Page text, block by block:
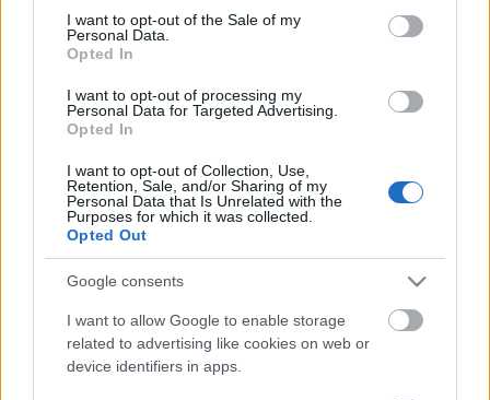
consent section.
I want to opt-out of the Sale of my
Personal Data.
Opted In
I want to opt-out of processing my
Personal Data for Targeted Advertising.
Opted In
I want to opt-out of Collection, Use,
Retention, Sale, and/or Sharing of my
Personal Data that Is Unrelated with the
Purposes for which it was collected.
Opted Out
Google consents
I want to allow Google to enable storage
related to advertising like cookies on web or
device identifiers in apps.
látogatóink száma erőteljesen emelkedni kezdett. Új
fenntartónkkal, az egri önkormányzattal is
zsúfolt házakkal játsszuk aHippolyt, a lakájt, a
Hajmeresztőt,
megnyilvánul az a törekvés, hogy a felmerülő
problémák felvetésével párhuzamosan megoldást is
kínáljunk, pozitív irányba terelve a negatív
tendenciákat. Fontos, hogy az előadás emellett olyan
minőségi élményt adjon, amelyet a néző hazavihet" -
fogalmazott az igazgató.
A következő évadrólBlaskó Balázs elmondta: a
tervekben szerepel ismert kortárs dráma, revü-